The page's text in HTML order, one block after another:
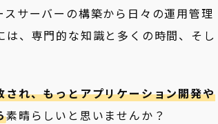
サーバーの構築から日々の運用管理
は、専門的な知識と多くの時間、そし
れ、もっとアプリケーション開発や
素晴らしいと思いませんか？